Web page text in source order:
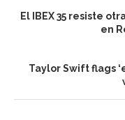
El IBEX 35 resiste
en
Taylor Swift flags